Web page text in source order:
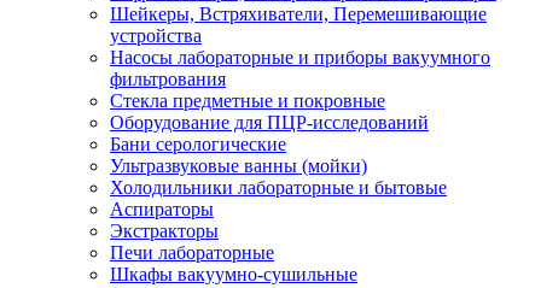
Шейкеры, Встряхиватели, Перемешивающие
устройства
Насосы лабораторные и приборы вакуумного
фильтрования
Стекла предметные и покровные
Оборудование для ПЦР-исследований
Бани серологические
Ультразвуковые ванны (мойки)
Холодильники лабораторные и бытовые
Аспираторы
Экстракторы
Печи лабораторные
Шкафы вакуумно-сушильные